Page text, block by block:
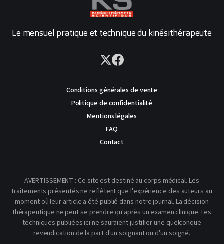
Le mensuel pratique et technique du kinésithérapeute
Conditions générales de vente
Politique de confidentialité
Mentions légales
FAQ
Contact
AVERTISSEMENT : Ce site est destiné au corps médical. Les
traitements présentés ne reflètent que l'expérience des auteurs au
moment où leur article a été publié dans notre journal. La décision
thérapeutique ne peut se prendre qu'après un examen clinique. Les
techniques publiées ici ne sauraient justifier une quelconque
revendication de la part d'un soignant ou d'un soigné.